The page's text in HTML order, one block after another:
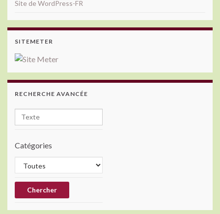
Site de WordPress-FR
SITEMETER
RECHERCHE AVANCÉE
Catégories